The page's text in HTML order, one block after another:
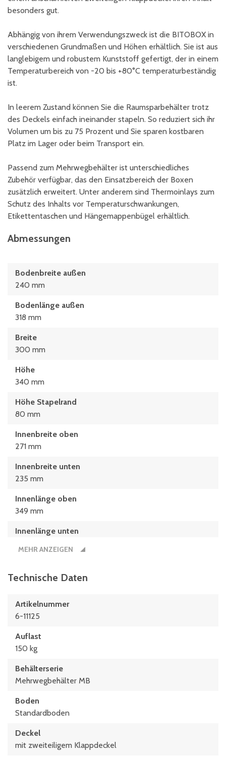
besonders gut.
Abhängig von ihrem Verwendungszweck ist die BITOBOX in
verschiedenen Grundmaßen und Höhen erhältlich. Sie ist aus
langlebigem und robustem Kunststoff gefertigt, der in einem
Temperaturbereich von -20 bis +80°C temperaturbeständig
ist.
In leerem Zustand können Sie die Raumsparbehälter trotz
des Deckels einfach ineinander stapeln. So reduziert sich ihr
Volumen um bis zu 75 Prozent und Sie sparen kostbaren
Platz im Lager oder beim Transport ein.
Passend zum Mehrwegbehälter ist unterschiedliches
Zubehör verfügbar, das den Einsatzbereich der Boxen
zusätzlich erweitert. Unter anderem sind Thermoinlays zum
Schutz des Inhalts vor Temperaturschwankungen,
Etikettentaschen und Hängemappenbügel erhältlich.
Abmessungen
Bodenbreite außen
240 mm
Bodenlänge außen
318 mm
Breite
300 mm
Höhe
340 mm
Höhe Stapelrand
80 mm
Innenbreite oben
271 mm
Innenbreite unten
235 mm
Innenlänge oben
349 mm
Innenlänge unten
410 mm
300 mm
MEHR ANZEIGEN
Technische Daten
Artikelnummer
6-11125
Auflast
150 kg
Behälterserie
Mehrwegbehälter MB
Boden
Standardboden
Deckel
mit zweiteiligem Klappdeckel